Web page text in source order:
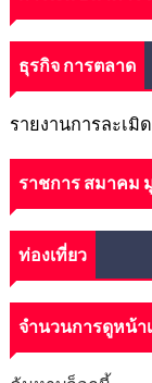
ธุรกิจ การตลาด
รายงานการละเมิด
ราชการ สมาคม
ท่องเที่ยว
จำนวนการดูหน้า